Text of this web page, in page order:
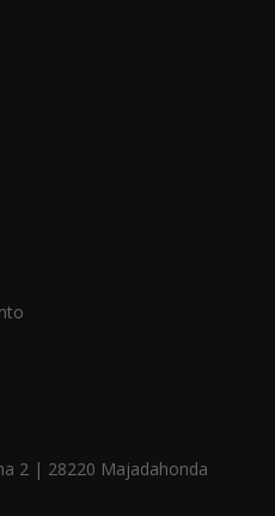
2 | 28220 Majadahonda